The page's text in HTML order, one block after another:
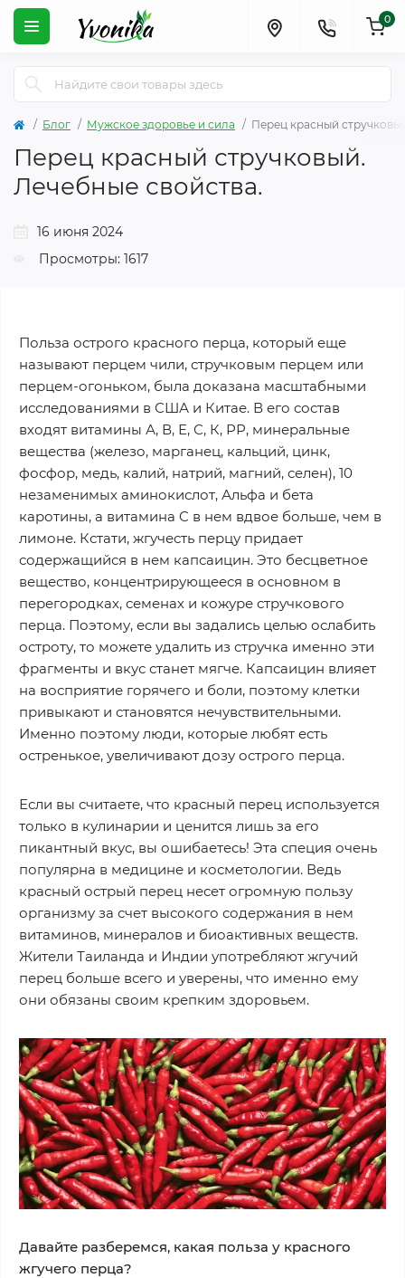
0
Блог Мужское здоровье и сила Перец красный
Перец красный стручковый.
Лечебные свойства.
16 июня 2024
Просмотры: 1617
Польза острого красного перца, который еще
называют перцем чили, стручковым перцем или
перцем-огоньком, была доказана масштабными
исследованиями в США и Китае. В его состав
входят витамины А, В, Е, С, К, РР, минеральные
вещества (железо, марганец, кальций, цинк,
фосфор, медь, калий, натрий, магний, селен), 10
незаменимых аминокислот, Альфа и бета
каротины, а витамина C в нем вдвое больше, чем в
лимоне. Кстати, жгучесть перцу придает
содержащийся в нем капсаицин. Это бесцветное
вещество, концентрирующееся в основном в
перегородках, семенах и кожуре стручкового
перца. Поэтому, если вы задались целью ослабить
остроту, то можете удалить из стручка именно эти
фрагменты и вкус станет мягче. Капсаицин влияет
на восприятие горячего и боли, поэтому клетки
привыкают и становятся нечувствительными.
Именно поэтому люди, которые любят есть
остренькое, увеличивают дозу острого перца.
Если вы считаете, что красный перец используется
только в кулинарии и ценится лишь за его
пикантный вкус, вы ошибаетесь! Эта специя очень
популярна в медицине и косметологии. Ведь
красный острый перец несет огромную пользу
организму за счет высокого содержания в нем
витаминов, минералов и биоактивных веществ.
Жители Таиланда и Индии употребляют жгучий
перец больше всего и уверены, что именно ему
они обязаны своим крепким здоровьем.
Давайте разберемся, какая польза у красного
жгучего перца?